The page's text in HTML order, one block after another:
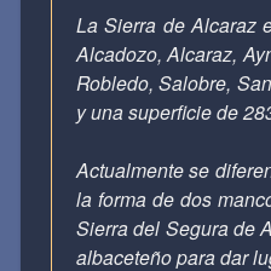
La Sierra de Alcaraz
Alcadozo, Alcaraz,
Robledo, Salobre,
y una superficie de
Actualmente se
la forma de dos
Sierra del Segura de
albaceteño para dar